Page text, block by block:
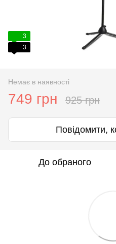
3
3
Немає в наявності
749 грн 925 грн
Повідомити,
До обраного